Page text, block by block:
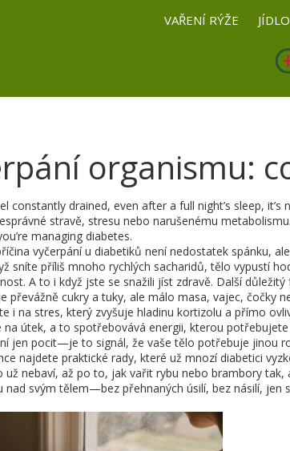
VAŘENÍ RÝŽE
organismu:
constantly drained, even after a full night’s sleep,
stravě, stresu nebo narušenému metabolismu
managing diabetes.
vyčerpání u diabetiků není nedostatek spánku, ale
sníte příliš mnoho rychlých sacharidů, tělo vypustí
A to i když jste se snažili jíst zdravě. Další
převážně cukry a tuky, ale málo masa, vajec, čočky
i na stres, který zvyšuje hladinu kortizolu a přímo
na útek, a to spotřebovává energii, kterou
jen pocit—je to signál, že vaše tělo potřebuje jinou
najdete praktické rady, které už mnozí diabetici
už nebaví, až po to, jak vařit rybu nebo brambory
nad svým tělem—bez přehnaných úsilí, bez násilí, jen